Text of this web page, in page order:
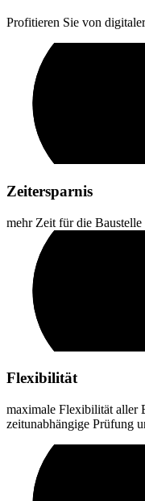
Profitieren Sie von
Zeitersparnis
mehr Zeit für die
Flexibilität
maximale Flexibilität aller
zeitunabhängige Prüfung